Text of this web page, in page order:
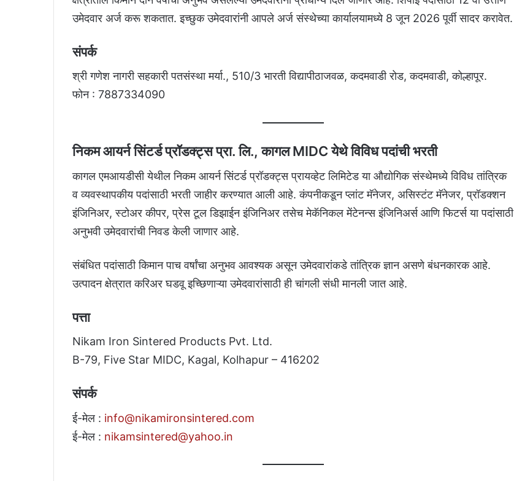
उमेदवार अर्ज करू शकतात. इच्छुक उमेदवारांनी आपले अर्ज संस्थेच्या कार्यालयामध्ये 8 जून 2026 पूर्वी सादर करावेत.
संपर्क
श्री गणेश नागरी सहकारी पतसंस्था मर्या., 510/3 भारती विद्यापीठाजवळ, कदमवाडी रोड, कदमवाडी, कोल्हापूर.
फोन : 7887334090
निकम आयर्न सिंटर्ड प्रॉडक्ट्स प्रा. लि., कागल MIDC येथे विविध पदांची भरती
कागल एमआयडीसी येथील निकम आयर्न सिंटर्ड प्रॉडक्ट्स प्रायव्हेट लिमिटेड या औद्योगिक संस्थेमध्ये विविध तांत्रिक
व व्यवस्थापकीय पदांसाठी भरती जाहीर करण्यात आली आहे. कंपनीकडून प्लांट मॅनेजर, असिस्टंट मॅनेजर, प्रॉडक्शन
इंजिनिअर, स्टोअर कीपर, प्रेस टूल डिझाईन इंजिनिअर तसेच मेकॅनिकल मेंटेनन्स इंजिनिअर्स आणि फिटर्स या पदांसाठी
अनुभवी उमेदवारांची निवड केली जाणार आहे.
संबंधित पदांसाठी किमान पाच वर्षांचा अनुभव आवश्यक असून उमेदवारांकडे तांत्रिक ज्ञान असणे बंधनकारक आहे.
उत्पादन क्षेत्रात करिअर घडवू इच्छिणाऱ्या उमेदवारांसाठी ही चांगली संधी मानली जात आहे.
पत्ता
Nikam Iron Sintered Products Pvt. Ltd.
B-79, Five Star MIDC, Kagal, Kolhapur – 416202
संपर्क
ई-मेल : info@nikamironsintered.com
ई-मेल : nikamsintered@yahoo.in